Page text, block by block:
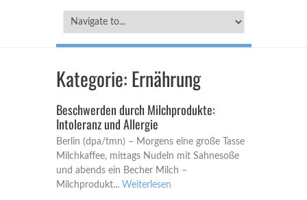
Kategorie:Ernährung
Beschwerden durch Milchprodukte:
Intoleranz und Allergie
Berlin (dpa/tmn) – Morgens eine große Tasse
Milchkaffee, mittags Nudeln mit Sahnesoße
und abends ein Becher Milch –
Milchprodukt... Weiterlesen